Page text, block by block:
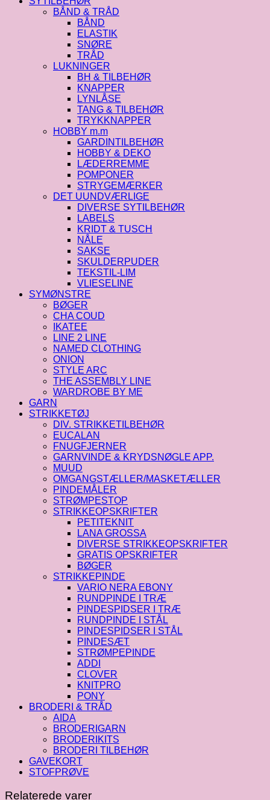
BÅND & TRÅD
BÅND
ELASTIK
SNØRE
TRÅD
LUKNINGER
BH & TILBEHØR
KNAPPER
LYNLÅSE
TANG & TILBEHØR
TRYKKNAPPER
HOBBY m.m
GARDINTILBEHØR
HOBBY & DEKO
LÆDERREMME
POMPONER
STRYGEMÆRKER
DET UUNDVÆRLIGE
DIVERSE SYTILBEHØR
LABELS
KRIDT & TUSCH
NÅLE
SAKSE
SKULDERPUDER
TEKSTIL-LIM
VLIESELINE
SYMØNSTRE
BØGER
CHA COUD
IKATEE
LINE 2 LINE
NAMED CLOTHING
ONION
STYLE ARC
THE ASSEMBLY LINE
WARDROBE BY ME
GARN
STRIKKETØJ
DIV. STRIKKETILBEHØR
EUCALAN
FNUGFJERNER
GARNVINDE & KRYDSNØGLE APP.
MUUD
OMGANGSTÆLLER/MASKETÆLLER
PINDEMÅLER
STRØMPESTOP
STRIKKEOPSKRIFTER
PETITEKNIT
LANA GROSSA
DIVERSE STRIKKEOPSKRIFTER
GRATIS OPSKRIFTER
BØGER
STRIKKEPINDE
VARIO NERA EBONY
RUNDPINDE I TRÆ
PINDESPIDSER I TRÆ
RUNDPINDE I STÅL
PINDESPIDSER I STÅL
PINDESÆT
STRØMPEPINDE
ADDI
CLOVER
KNITPRO
PONY
BRODERI & TRÅD
AIDA
BRODERIGARN
BRODERIKITS
BRODERI TILBEHØR
GAVEKORT
STOFPRØVE
Relaterede varer